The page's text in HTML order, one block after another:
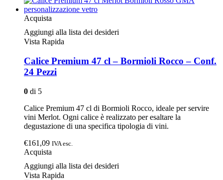
Acquista
Aggiungi alla lista dei desideri
Vista Rapida
Calice Premium 47 cl – Bormioli Rocco – Conf.
24 Pezzi
0 di 5
Calice Premium 47 cl di Bormioli Rocco, ideale per servire
vini Merlot. Ogni calice è realizzato per esaltare la
degustazione di una specifica tipologia di vini.
€161,09 IVA esc.
Acquista
Aggiungi alla lista dei desideri
Vista Rapida